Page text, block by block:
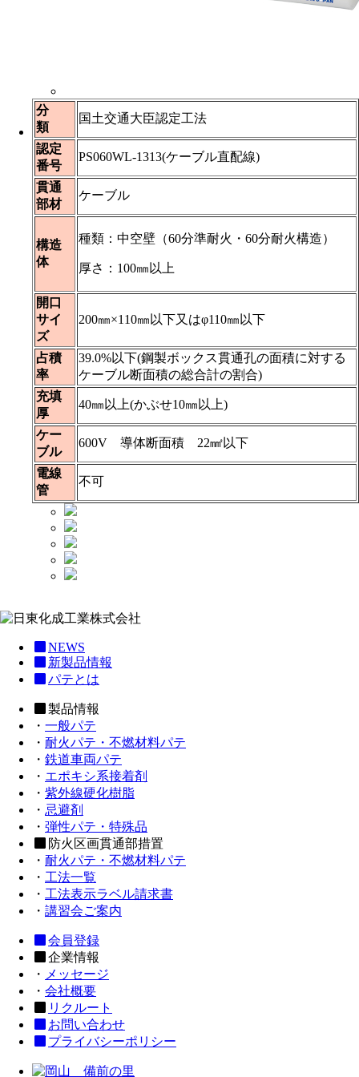
分
類
国土交通大臣認定工法
認定
番号
PS060WL-1313(ケーブル直配線)
貫通
部材
ケーブル
構造
体
種類：中空壁（60分準耐火・60分耐火構造）
厚さ：100㎜以上
開口
サイ
ズ
200㎜×110㎜以下又はφ110㎜以下
占積
率
39.0%以下(鋼製ボックス貫通孔の面積に対する
ケーブル断面積の総合計の割合)
充填
厚
40㎜以上(かぶせ10㎜以上)
ケー
ブル
600V 導体断面積 22㎟以下
電線
管
不可
NEWS
新製品情報
パテとは
製品情報
・ 一般パテ
・ 耐火パテ・不燃材料パテ
・ 鉄道車両パテ
・ エポキシ系接着剤
・ 紫外線硬化樹脂
・ 忌避剤
・ 弾性パテ・特殊品
防火区画貫通部措置
・ 耐火パテ・不燃材料パテ
・ 工法一覧
・ 工法表示ラベル請求書
・ 講習会ご案内
会員登録
企業情報
・ メッセージ
・ 会社概要
リクルート
お問い合わせ
プライバシーポリシー